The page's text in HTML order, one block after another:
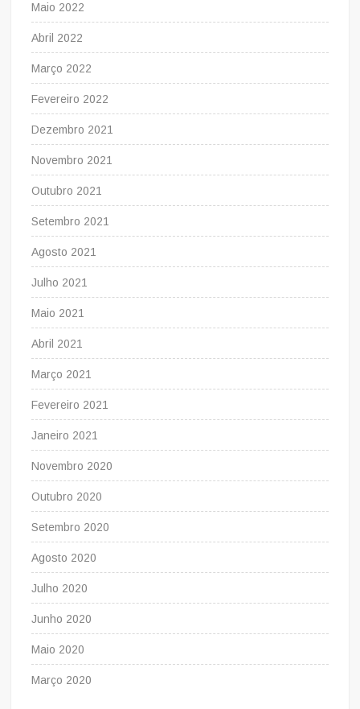
Maio 2022
Abril 2022
Março 2022
Fevereiro 2022
Dezembro 2021
Novembro 2021
Outubro 2021
Setembro 2021
Agosto 2021
Julho 2021
Maio 2021
Abril 2021
Março 2021
Fevereiro 2021
Janeiro 2021
Novembro 2020
Outubro 2020
Setembro 2020
Agosto 2020
Julho 2020
Junho 2020
Maio 2020
Março 2020